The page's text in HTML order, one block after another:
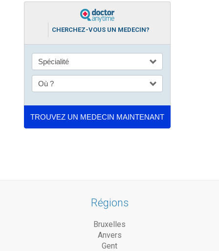
CHERCHEZ-VOUS UN MEDECIN?
Régions
Bruxelles
Anvers
Gent